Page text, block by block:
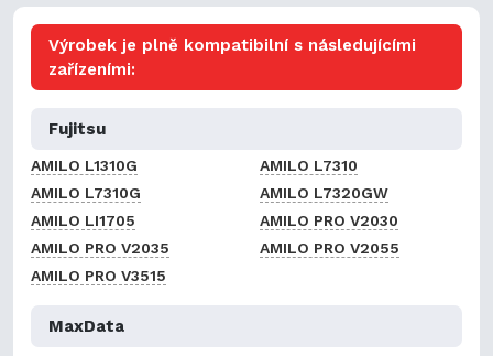
Výrobek je plně kompatibilní s následujícími
zařízeními:
Fujitsu
AMILO L1310G
AMILO L7310
AMILO L7310G
AMILO L7320GW
AMILO LI1705
AMILO PRO V2030
AMILO PRO V2035
AMILO PRO V2055
AMILO PRO V3515
MaxData